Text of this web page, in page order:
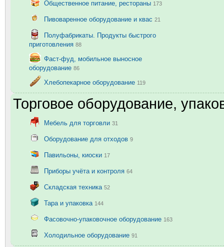
Общественное питание, рестораны 173
Пивоваренное оборудование и квас 21
Полуфабрикаты. Продукты быстрого
приготовления 88
Фаст-фуд, мобильное выносное
оборудование 86
Хлебопекарное оборудование 119
Торговое оборудование,
Мебель для торговли 31
Оборудование для отходов 9
Павильоны, киоски 17
Приборы учёта и контроля 64
Складская техника 52
Тара и упаковка 144
Фасовочно-упаковочное оборудование 163
Холодильное оборудование 91